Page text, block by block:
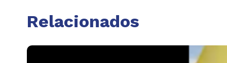
Relacionados